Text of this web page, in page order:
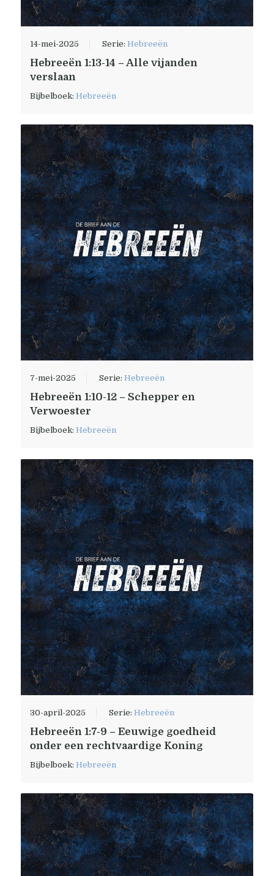
14-mei-2025 Serie:Hebreeën
Hebreeën 1:13-14 – Alle vijanden
verslaan
Bijbelboek:Hebreeën
7-mei-2025 Serie:Hebreeën
Hebreeën 1:10-12 – Schepper en
Verwoester
Bijbelboek:Hebreeën
30-april-2025 Serie:Hebreeën
Hebreeën 1:7-9 – Eeuwige goedheid
onder een rechtvaardige Koning
Bijbelboek:Hebreeën